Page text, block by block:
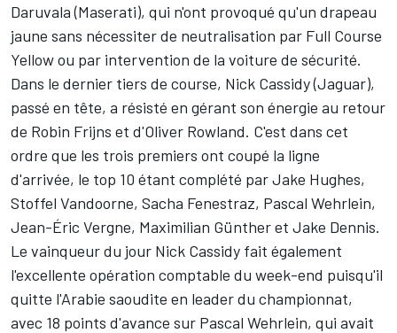
Daruvala(Maserati), qui n'ont provoqué qu'un drapeau
jaune sans nécessiter de neutralisation par Full Course
Yellow ou par intervention de la voiture de sécurité.
Dans le dernier tiers de course, Nick Cassidy(Jaguar),
passé en tête, a résisté en gérant son énergie au retour
de Robin Frijns et d'Oliver Rowland. C'est dans cet
ordre que les trois premiers ont coupé la ligne
d'arrivée, le top 10 étant complété parJake Hughes,
Stoffel Vandoorne, Sacha Fenestraz, Pascal Wehrlein,
Jean-Éric Vergne, Maximilian Güntheret Jake Dennis.
Le vainqueur du jour Nick Cassidy fait également
l'excellente opération comptable du week-end puisqu'il
quitte l'Arabie saoudite en leader du championnat,
avec 18 points d'avance sur Pascal Wehrlein, qui avait